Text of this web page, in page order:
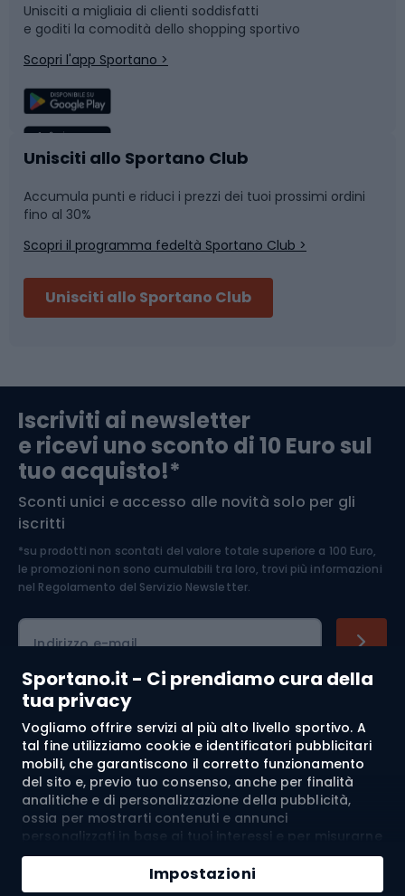
Sportano.it - Ci prendiamo cura della
tua privacy
Vogliamo offrire servizi al più alto livello sportivo. A
tal fine utilizziamo cookie e identificatori pubblicitari
mobili, che garantiscono il corretto funzionamento
del sito e, previo tuo consenso, anche per finalità
analitiche e di personalizzazione della pubblicità,
ossia per mostrarti contenuti e annunci
personalizzati in base ai tuoi interessi e per misurarne
l’efficacia. I cookie e gli identificatori pubblicitari
mobili possono essere utilizzati sia per attività
pubblicitarie personalizzate sia non personalizzate, a
Impostazioni
Corsa
Sport di squadra
Caschi da ciclismo
Skitouring
Abbigliamento da escursionismo
Snowboard
Camminata nordica
Nuoto
Pattinaggio
Componenti per biciclette
Arrampicata
Medicina dello sport
Abbigliamento ciclistico
Unisciti a migliaia di clienti soddisfatti
e goditi la comodità dello shopping sportivo
Scopri l'app Sportano >
Unisciti allo Sportano Club
Accumula punti e riduci i prezzi dei tuoi prossimi ordini
fino al 30%
Scopri il programma fedeltà Sportano Club >
Unisciti allo Sportano Club
Iscriviti ai newsletter
e ricevi uno sconto di 10 Euro sul
tuo acquisto!*
Sconti unici e accesso alle novità solo per gli
iscritti
*su prodotti non scontati del valore totale superiore a 100 Euro,
le promozioni non sono cumulabili tra loro, trovi più informazioni
nel Regolamento del Servizio Newsletter.
Indirizzo e-mail
Acquisti
Servizio clienti
Regolamento
Chi siamo